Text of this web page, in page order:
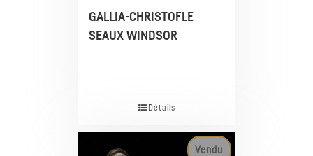
GALLIA-CHRISTOFLE
SEAUX WINDSOR
Détails
Vendu